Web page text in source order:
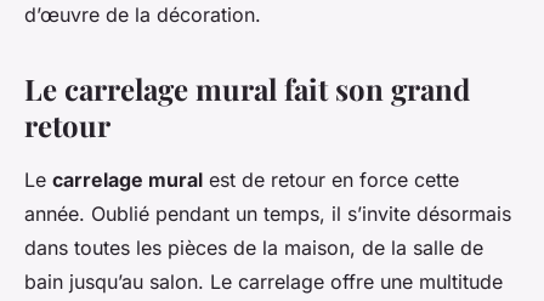
d’œuvre de la décoration.
Le carrelage mural fait son grand
retour
Le carrelage mural est de retour en force cette
année. Oublié pendant un temps, il s’invite désormais
dans toutes les pièces de la maison, de la salle de
bain jusqu’au salon. Le carrelage offre une multitude